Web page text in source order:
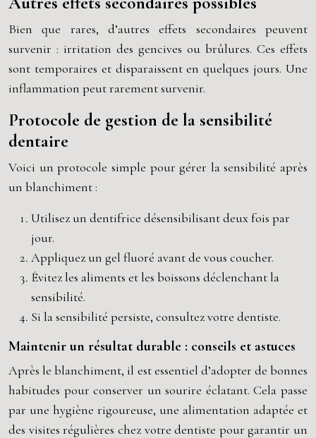
Bien que rares, d’autres effets secondaires peuvent
survenir : irritation des gencives ou brûlures. Ces effets
sont temporaires et disparaissent en quelques jours. Une
inflammation peut rarement survenir.
Protocole de gestion de la sensibilité
dentaire
Voici un protocole simple pour gérer la sensibilité après
un blanchiment :
Utilisez un dentifrice désensibilisant deux fois par
jour.
Appliquez un gel fluoré avant de vous coucher.
Évitez les aliments et les boissons déclenchant la
sensibilité.
Si la sensibilité persiste, consultez votre dentiste.
Maintenir un résultat durable : conseils et astuces
Après le blanchiment, il est essentiel d’adopter de bonnes
habitudes pour conserver un sourire éclatant. Cela passe
par une hygiène rigoureuse, une alimentation adaptée et
des visites régulières chez votre dentiste pour garantir un